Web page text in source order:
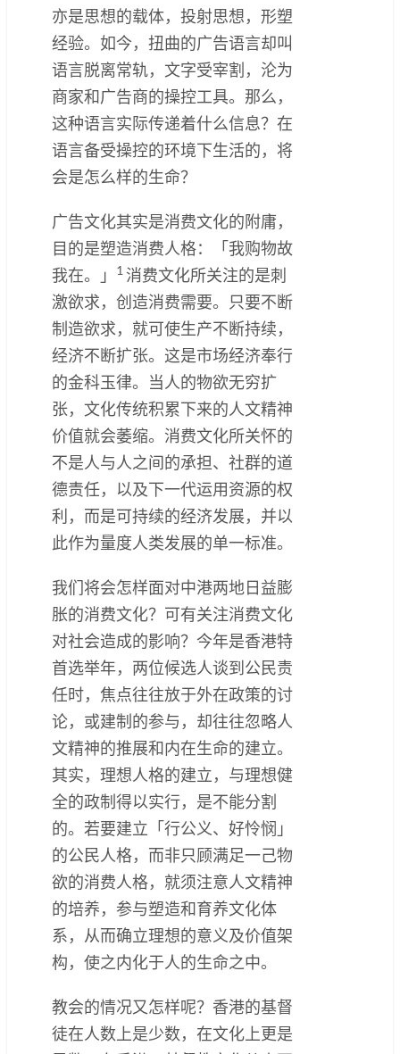
亦是思想的载体，投射思想，形塑
经验。如今，扭曲的广告语言却叫
语言脱离常轨，文字受宰割，沦为
商家和广告商的操控工具。那么，
这种语言实际传递着什么信息？在
语言备受操控的环境下生活的，将
会是怎么样的生命？
广告文化其实是消费文化的附庸，
目的是塑造消费人格：「我购物故
我在。」
1 消费文化所关注的是刺
激欲求，创造消费需要。只要不断
制造欲求，就可使生产不断持续，
经济不断扩张。这是市场经济奉行
的金科玉律。当人的物欲无穷扩
张，文化传统积累下来的人文精神
价值就会萎缩。消费文化所关怀的
不是人与人之间的承担、社群的道
德责任，以及下一代运用资源的权
利，而是可持续的经济发展，并以
此作为量度人类发展的单一标准。
我们将会怎样面对中港两地日益膨
胀的消费文化？可有关注消费文化
对社会造成的影响？今年是香港特
首选举年，两位候选人谈到公民责
任时，焦点往往放于外在政策的讨
论，或建制的参与，却往往忽略人
文精神的推展和内在生命的建立。
其实，理想人格的建立，与理想健
全的政制得以实行，是不能分割
的。若要建立「行公义、好怜悯」
的公民人格，而非只顾满足一己物
欲的消费人格，就须注意人文精神
的培养，参与塑造和育养文化体
系，从而确立理想的意义及价值架
构，使之内化于人的生命之中。
教会的情况又怎样呢？香港的基督
徒在人数上是少数，在文化上更是